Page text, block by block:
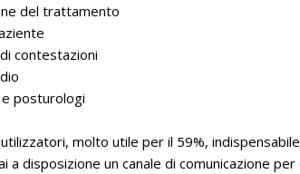
del trattamento
contestazioni
posturologi
molto utile per il 59%,
a disposizione un canale di comunicazione